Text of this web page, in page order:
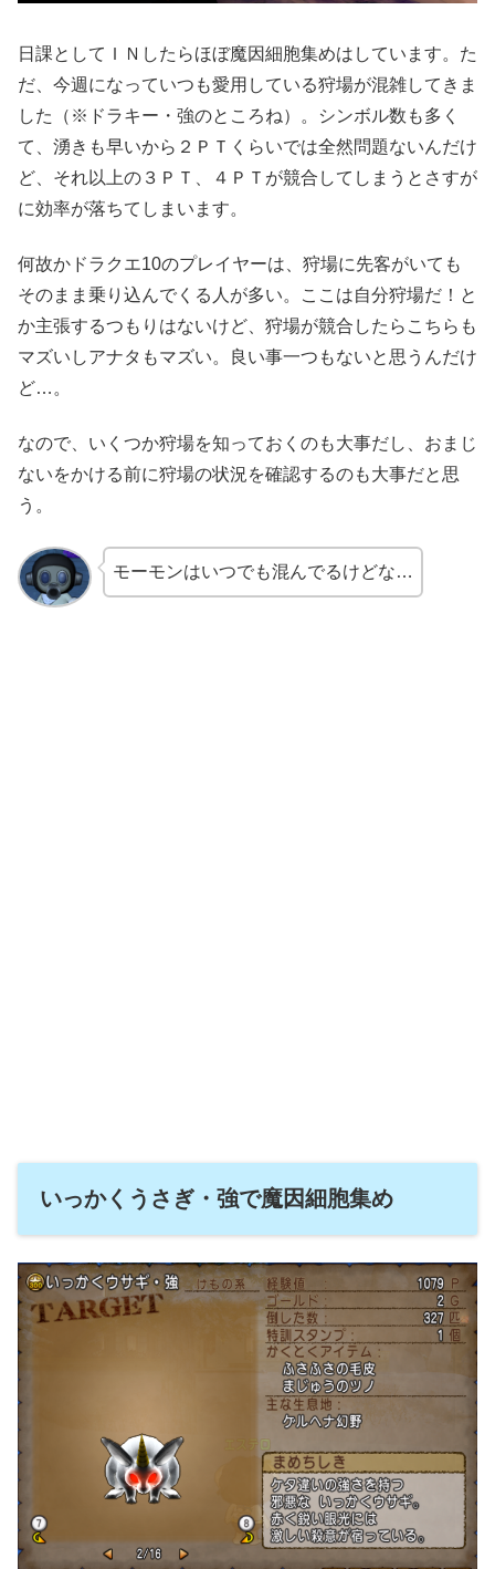
日課としてＩＮしたらほぼ魔因細胞集めはしています。た
だ、今週になっていつも愛用している狩場が混雑してきま
した（※ドラキー・強のところね）。シンボル数も多く
て、湧きも早いから２ＰＴくらいでは全然問題ないんだけ
ど、それ以上の３ＰＴ、４ＰＴが競合してしまうとさすが
に効率が落ちてしまいます。
何故かドラクエ10のプレイヤーは、狩場に先客がいても
そのまま乗り込んでくる人が多い。ここは自分狩場だ！と
か主張するつもりはないけど、狩場が競合したらこちらも
マズいしアナタもマズい。良い事一つもないと思うんだけ
ど…。
なので、いくつか狩場を知っておくのも大事だし、おまじ
ないをかける前に狩場の状況を確認するのも大事だと思
う。
モーモンはいつでも混んでるけどな…
いっかくうさぎ・強で魔因細胞集め